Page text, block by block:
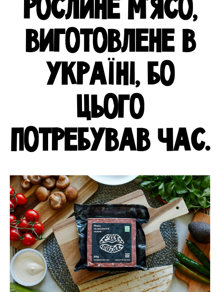
РОСЛИНЕ М'ЯСО,
ВИГОТОВЛЕНЕ В
УКРАЇНІ, БО
ЦЬОГО
ПОТРЕБУВАВ ЧАС.